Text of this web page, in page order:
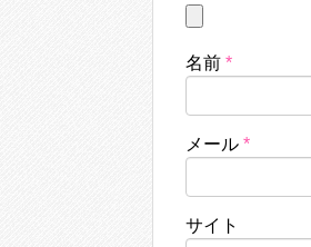
名前 *
メール *
サイト